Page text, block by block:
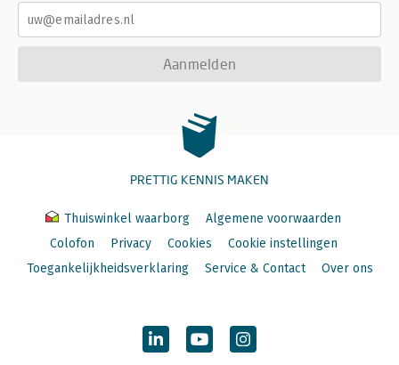
Aanmelden
PRETTIG KENNIS MAKEN
Thuiswinkel waarborg
Algemene voorwaarden
Colofon
Privacy Cookies
Cookie instellingen
Toegankelijkheidsverklaring
Service & Contact Over ons